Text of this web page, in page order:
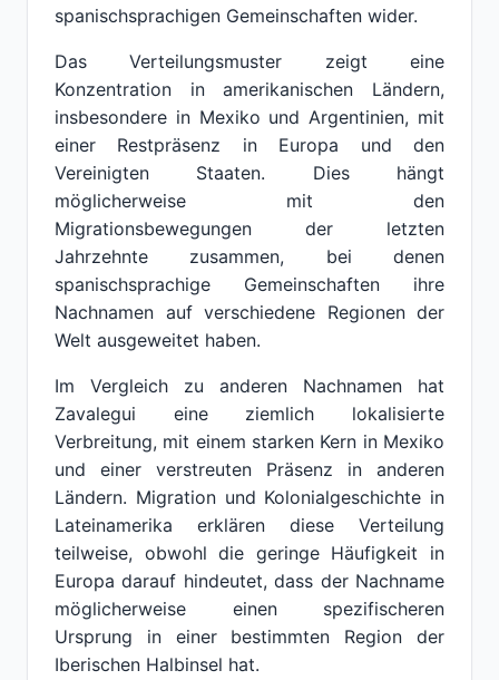
spanischsprachigen Gemeinschaften wider.
Das Verteilungsmuster zeigt eine
Konzentration in amerikanischen Ländern,
insbesondere in Mexiko und Argentinien, mit
einer Restpräsenz in Europa und den
Vereinigten Staaten. Dies hängt
möglicherweise mit den
Migrationsbewegungen der letzten
Jahrzehnte zusammen, bei denen
spanischsprachige Gemeinschaften ihre
Nachnamen auf verschiedene Regionen der
Welt ausgeweitet haben.
Im Vergleich zu anderen Nachnamen hat
Zavalegui eine ziemlich lokalisierte
Verbreitung, mit einem starken Kern in Mexiko
und einer verstreuten Präsenz in anderen
Ländern. Migration und Kolonialgeschichte in
Lateinamerika erklären diese Verteilung
teilweise, obwohl die geringe Häufigkeit in
Europa darauf hindeutet, dass der Nachname
möglicherweise einen spezifischeren
Ursprung in einer bestimmten Region der
Iberischen Halbinsel hat.